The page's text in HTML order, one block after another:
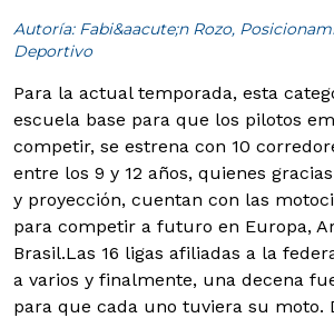
Autoría: Fabi&aacute;n Rozo,
Deportivo
Para la actual temporada, esta
escuela base para que los pilotos
competir, se estrena con 10
entre los 9 y 12 años, quienes
y proyección, cuentan con las
para competir a futuro en Europa,
Brasil.Las 16 ligas afiliadas a la
a varios y finalmente, una decena
para que cada uno tuviera su moto.